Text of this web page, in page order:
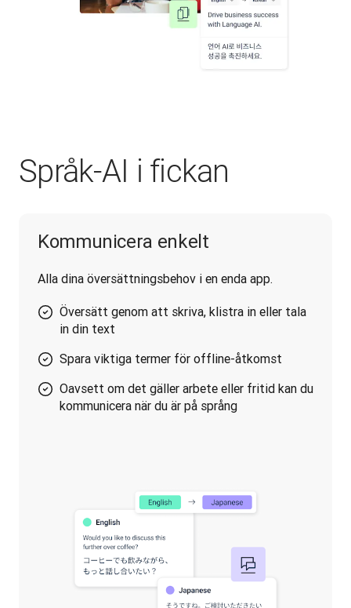
Språk-AI i fickan
Kommunicera enkelt
Alla dina översättningsbehov i en enda app.
Översätt genom att skriva, klistra in eller tala
in din text
Spara viktiga termer för offline-åtkomst
Oavsett om det gäller arbete eller fritid kan du
kommunicera när du är på språng